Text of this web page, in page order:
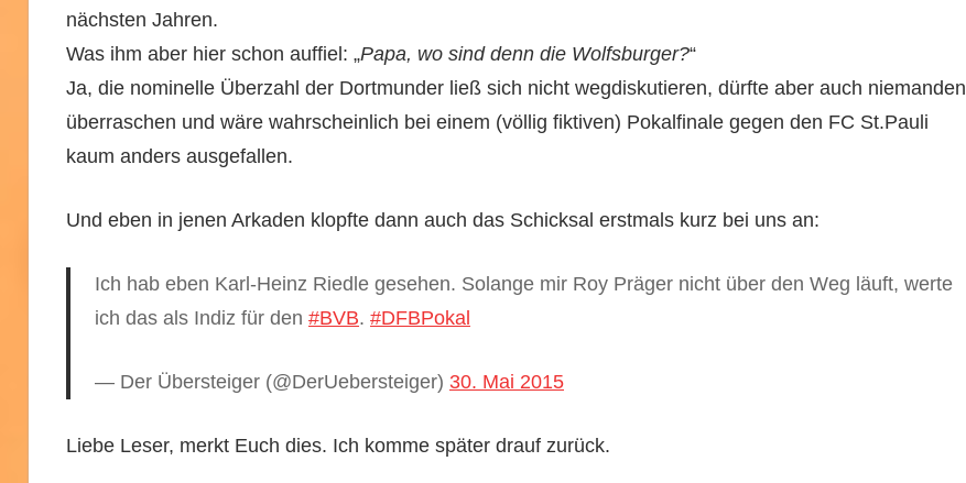
nächsten Jahren.
Was ihm aber hier schon auffiel: „Papa, wo sind denn die Wolfsburger?“
Ja, die nominelle Überzahl der Dortmunder ließ sich nicht wegdiskutieren, dürfte aber auch niemanden
überraschen und wäre wahrscheinlich bei einem (völlig fiktiven) Pokalfinale gegen den FC St.Pauli
kaum anders ausgefallen.
Und eben in jenen Arkaden klopfte dann auch das Schicksal erstmals kurz bei uns an:
Ich hab eben Karl-Heinz Riedle gesehen. Solange mir Roy Präger nicht über den Weg läuft, werte
ich das als Indiz für den #BVB. #DFBPokal
— Der Übersteiger (@DerUebersteiger) 30. Mai 2015
Liebe Leser, merkt Euch dies. Ich komme später drauf zurück.